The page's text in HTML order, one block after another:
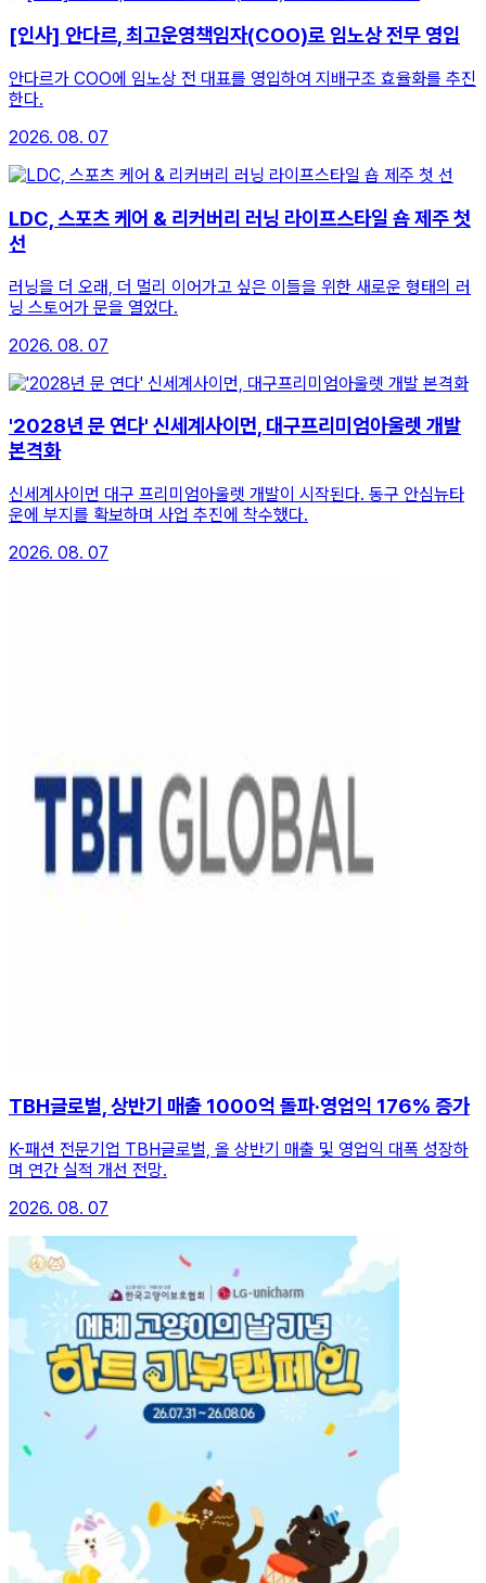
[인사] 안다르, 최고운영책임자(COO)로 임노상 전무 영입
안다르가 COO에 임노상 전 대표를 영입하여 지배구조 효율화를 추진
한다.
2026. 08. 07
LDC, 스포츠 케어 & 리커버리 러닝 라이프스타일 숍 제주 첫
선
러닝을 더 오래, 더 멀리 이어가고 싶은 이들을 위한 새로운 형태의 러
닝 스토어가 문을 열었다.
2026. 08. 07
'2028년 문 연다' 신세계사이먼, 대구프리미엄아울렛 개발
본격화
신세계사이먼 대구 프리미엄아울렛 개발이 시작된다. 동구 안심뉴타
운에 부지를 확보하며 사업 추진에 착수했다.
2026. 08. 07
TBH글로벌, 상반기 매출 1000억 돌파·영업익 176% 증가
K-패션 전문기업 TBH글로벌, 올 상반기 매출 및 영업익 대폭 성장하
며 연간 실적 개선 전망.
2026. 08. 07